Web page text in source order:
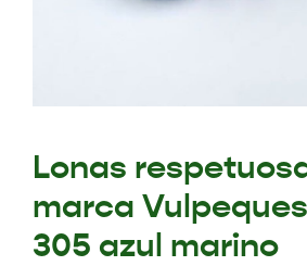
Lonas
marca
305 azul marino